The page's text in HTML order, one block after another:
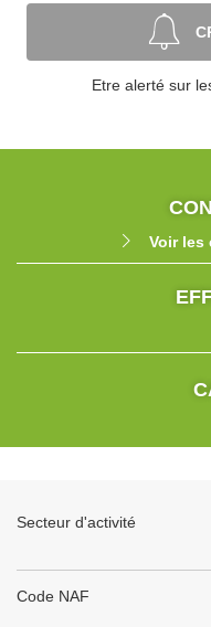
Etre alerté sur
Voir les
Secteur d'activité
Code NAF